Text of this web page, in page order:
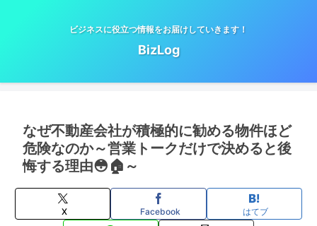
ビジネスに役立つ情報をお届けしていきます！
BizLog
なぜ不動産会社が積極的に勧める物件ほど
危険なのか～営業トークだけで決めると後
悔する理由😳🏠～
X Facebook はてブ